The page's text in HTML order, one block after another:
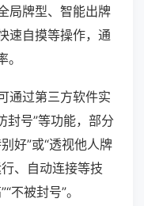
局牌型、智能出牌
速自摸等操作，通
通过第三方软件实
封号”等功能，部分
好”或“透视他人牌
、自动连接等技
不被封号”。